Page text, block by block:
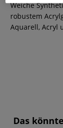
Weiche
robustem
Aquarell, Acryl
Das